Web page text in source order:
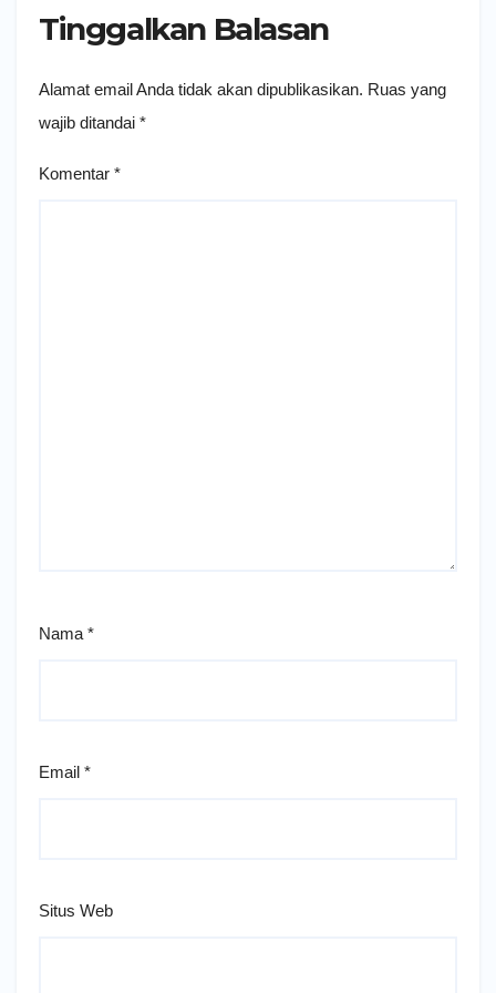
Tinggalkan Balasan
Alamat email Anda tidak akan dipublikasikan. Ruas yang
wajib ditandai *
Komentar *
Nama *
Email *
Situs Web